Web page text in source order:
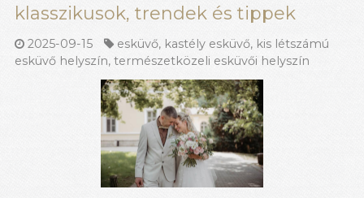
klasszikusok, trendek és tippek
2025-09-15 esküvő, kastély esküvő, kis létszámú
esküvő helyszín, természetközeli esküvői helyszín